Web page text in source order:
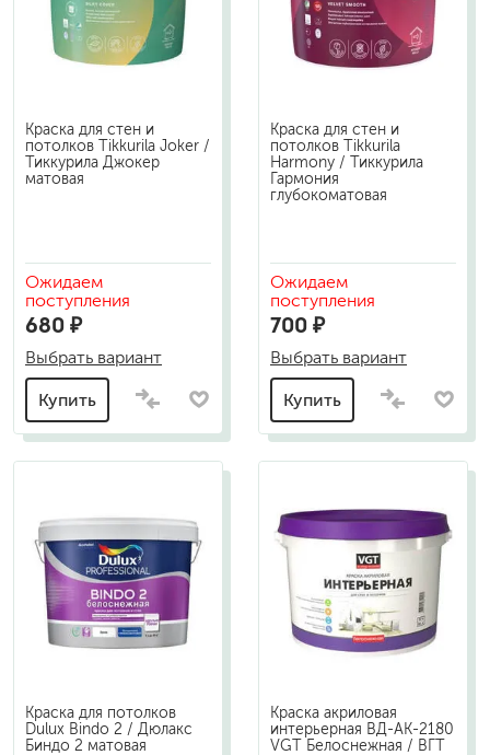
Краска для стен и
потолков Tikkurila Joker /
Тиккурила Джокер
матовая
Ожидаем
поступления
680 ₽
Выбрать вариант
Купить
Краска для стен и
потолков Tikkurila
Harmony / Тиккурила
Гармония
глубокоматовая
Ожидаем
поступления
700 ₽
Выбрать вариант
Купить
Краска для потолков
Dulux Bindo 2 / Дюлакс
Биндо 2 матовая
Краска акриловая
интерьерная ВД-АК-2180
VGT Белоснежная / ВГТ